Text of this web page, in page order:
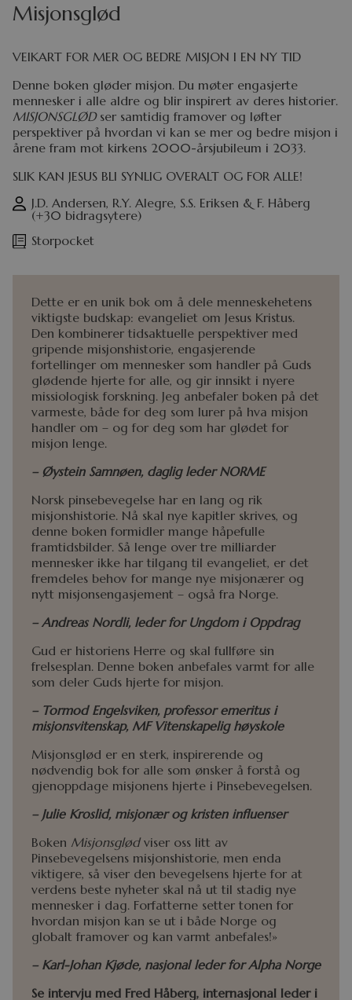
Misjonsglød
VEIKART FOR MER OG BEDRE MISJON I EN NY TID
Denne boken gløder misjon. Du møter engasjerte
mennesker i alle aldre og blir inspirert av deres historier.
MISJONSGLØDser samtidig framover og løfter
perspektiver på hvordan vi kan se mer og bedre misjon i
årene fram mot kirkens 2000-årsjubileum i 2033.
SLIK KAN JESUS BLI SYNLIG OVERALT OG FOR ALLE!
J.D. Andersen, R.Y. Alegre, S.S. Eriksen & F. Håberg
(+30 bidragsytere)
Storpocket
Dette er en unik bok om å dele menneskehetens
viktigste budskap: evangeliet om Jesus Kristus.
Den kombinerer tidsaktuelle perspektiver med
gripende misjonshistorie, engasjerende
fortellinger om mennesker som handler på Guds
glødende hjerte for alle, og gir innsikt i nyere
missiologisk forskning. Jeg anbefaler boken på det
varmeste, både for deg som lurer på hva misjon
handler om – og for deg som har glødet for
misjon lenge.
– Øystein Samnøen, daglig leder NORME
Norsk pinsebevegelse har en lang og rik
misjonshistorie. Nå skal nye kapitler skrives, og
denne boken formidler mange håpefulle
framtidsbilder. Så lenge over tre milliarder
mennesker ikke har tilgang til evangeliet, er det
fremdeles behov for mange nye misjonærer og
nytt misjonsengasjement – også fra Norge.
– Andreas Nordli, leder for Ungdom i Oppdrag
Gud er historiens Herre og skal fullføre sin
frelsesplan. Denne boken anbefales varmt for alle
som deler Guds hjerte for misjon.
– Tormod Engelsviken, professor emeritus i
misjonsvitenskap, MF Vitenskapelig høyskole
Misjonsglød er en sterk, inspirerende og
nødvendig bok for alle som ønsker å forstå og
gjenoppdage misjonens hjerte i Pinsebevegelsen.
– Julie Kroslid, misjonær og kristen influenser
Boken Misjonsglødviser oss litt av
Pinsebevegelsens misjonshistorie, men enda
viktigere, så viser den bevegelsens hjerte for at
verdens beste nyheter skal nå ut til stadig nye
mennesker i dag. Forfatterne setter tonen for
hvordan misjon kan se ut i både Norge og
globalt framover og kan varmt anbefales!»
– Karl-Johan Kjøde, nasjonal leder for Alpha Norge
Se intervju med Fred Håberg, internasjonal leder i